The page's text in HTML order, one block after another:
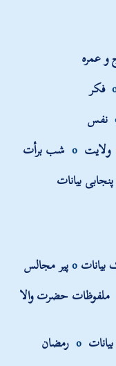
عمرہ
فکر
نفس
ولایت
شب برأت
پنجابی بیانات
بیانات پیر مجالس
ملفوظات حضرت والا
رمضان